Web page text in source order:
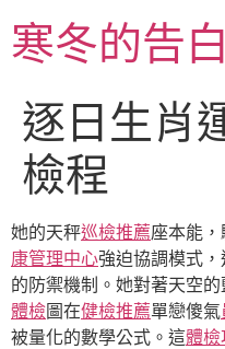
至
主寒冬的告白
逐日生肖
檢程
她的天秤巡檢推薦座本能
康管理中心強迫協調模式
的防禦機制。她對著天空
體檢圖在健檢推薦單戀傻氣
被量化的數學公式。這體檢